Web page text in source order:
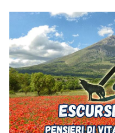
contenuto